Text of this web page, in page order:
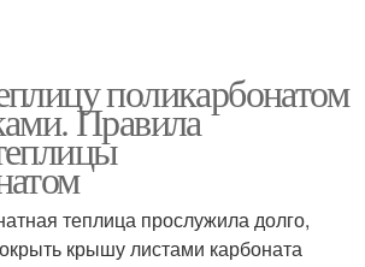
поликарбонатом
Правила
теплица прослужила долго,
крышу листами карбоната